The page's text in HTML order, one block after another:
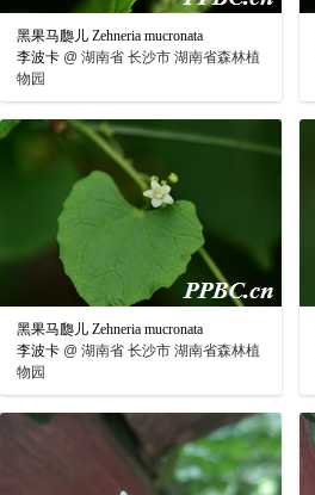
黑果马瓟儿 Zehneria mucronata
李波卡 @ 湖南省 长沙市 湖南省森林植
物园
黑果马瓟儿 Zehneria mucronata
李波卡 @ 湖南省 长沙市 湖南省森林植
物园